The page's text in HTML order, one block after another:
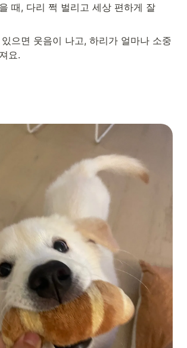
때, 다리 쩍 벌리고 세상 편하게 잘
으면 웃음이 나고, 하리가 얼마나 소중
요.